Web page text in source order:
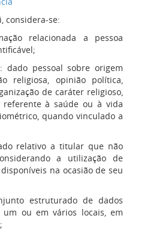
considera-se:
relacionada a pessoa
dado pessoal sobre origem
religiosa, opinião política,
de caráter religioso,
à saúde ou à vida
quando vinculado a
relativo a titular que não
a utilização de
na ocasião de seu
estruturado de dados
um ou em vários locais, em